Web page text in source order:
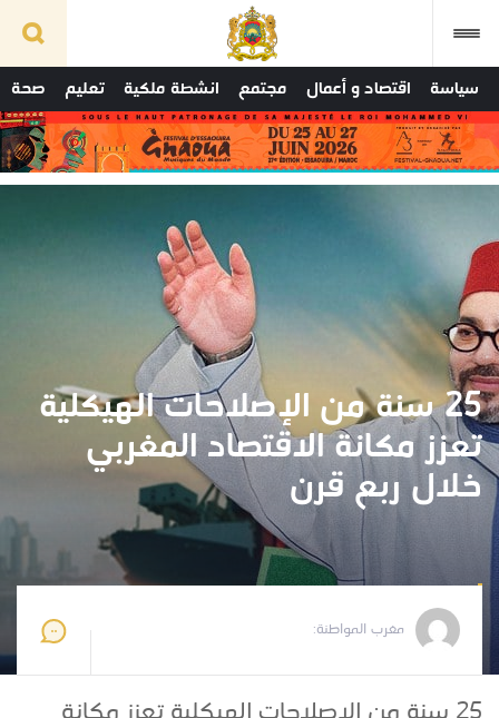
سياسة اقتصاد و أعمال مجتمع انشطة ملكية تعليم صحة
25 سنة من الإصلاحات الهيكلية
تعزز مكانة الاقتصاد المغربي
خلال ربع قرن
مغرب المواطنة: